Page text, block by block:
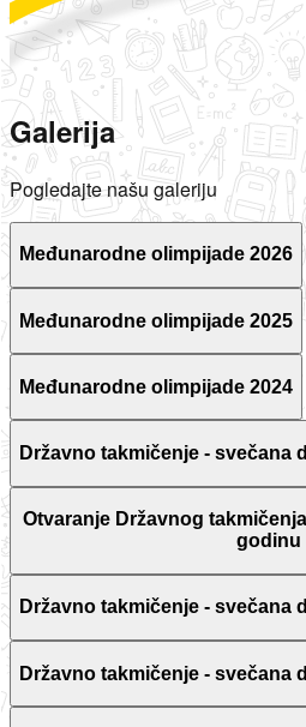
Galerija
Pogledajte našu galeriju
Međunarodne olimpijade 2026
Međunarodne olimpijade 2025
Međunarodne olimpijade 2024
Državno takmičenje - svečana
Otvaranje Državnog
godinu
Državno takmičenje - svečana
Državno takmičenje - svečana